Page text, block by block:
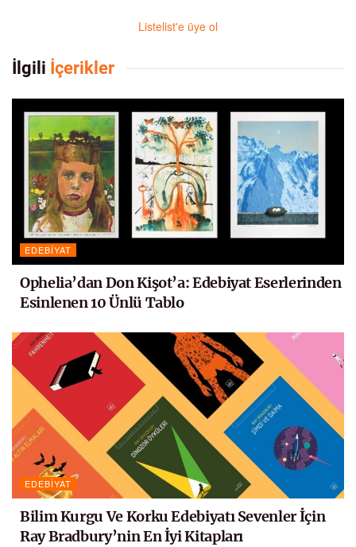
Listelist'e üye ol
İlgili İçerikler
EDEBIYAT
Ophelia’dan Don Kişot’a: Edebiyat Eserlerinden
Esinlenen 10 Ünlü Tablo
EDEBIYAT
Bilim Kurgu Ve Korku Edebiyatı Sevenler İçin
Ray Bradbury’nin En İyi Kitapları